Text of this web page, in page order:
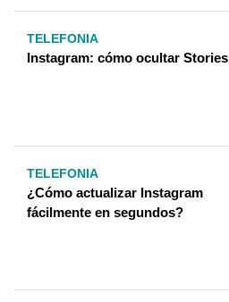
TELEFONIA
Instagram: cómo ocultar Stories
TELEFONIA
¿Cómo actualizar Instagram
fácilmente en segundos?